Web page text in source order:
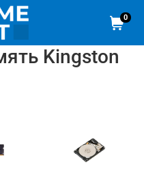
0
Kingston